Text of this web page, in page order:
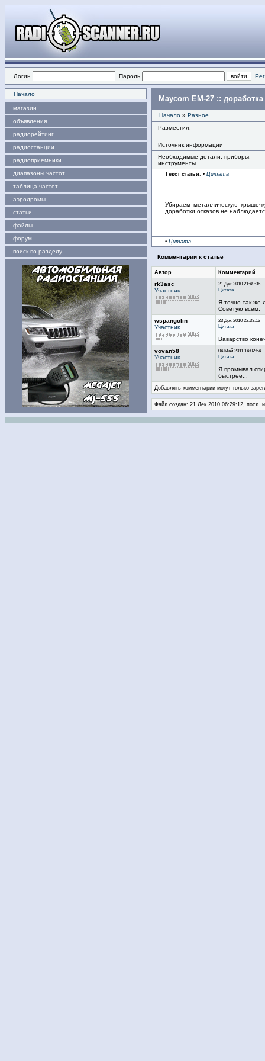
Логин Пароль
Начало
магазин
объявления
радиорейтинг
радиостанции
радиоприемники
диапазоны частот
таблица частот
аэродромы
статьи
файлы
форум
поиск по разделу
Maycom EM-27 :: доработка
Начало » Разное
Разместил:
Источник информации
Необходимые детали, приборы,
инструменты
Текст статьи: • Цитата
Убираем металлическую
доработки отказов не
• Цитата
Комментарии к статье
Автор Комментарий
rk3asc
Участник
21 Дек 2010 21:49:36
Цитата
Я точно так же
Советую всем.
wspangolin
Участник
23 Дек 2010 22:33:13
Цитата
Ваварство
vovan58
Участник
04 Май 2011 14:02:54
Цитата
Я промывал
быстрее...
Добавлять комментарии могут только
Файл создан: 21 Дек 2010 06:29:12, посл.